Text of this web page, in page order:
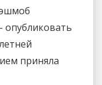
опубликовать
приняла